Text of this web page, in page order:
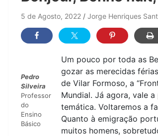
5 de Agosto, 2022 Jorge Henriques
Pedro
Silveira
Professor
do
Ensino
Básico
Um pouco por toda as
gozar as merecidas
de Vilar Formoso, a
Mundial. Já agora, vale
temática. Voltaremos a
Quanto à emigração
muitos homens,